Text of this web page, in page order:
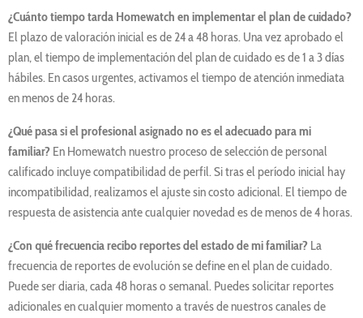
¿Cuánto tiempo tarda Homewatch en implementar el plan de cuidado?
El plazo de valoración inicial es de 24 a 48 horas. Una vez aprobado el
plan, el tiempo de implementación del plan de cuidado es de 1 a 3 días
hábiles. En casos urgentes, activamos el tiempo de atención inmediata
en menos de 24 horas.
¿Qué pasa si el profesional asignado no es el adecuado para mi
familiar? En Homewatch nuestro proceso de selección de personal
calificado incluye compatibilidad de perfil. Si tras el período inicial hay
incompatibilidad, realizamos el ajuste sin costo adicional. El tiempo de
respuesta de asistencia ante cualquier novedad es de menos de 4 horas.
¿Con qué frecuencia recibo reportes del estado de mi familiar? La
frecuencia de reportes de evolución se define en el plan de cuidado.
Puede ser diaria, cada 48 horas o semanal. Puedes solicitar reportes
adicionales en cualquier momento a través de nuestros canales de